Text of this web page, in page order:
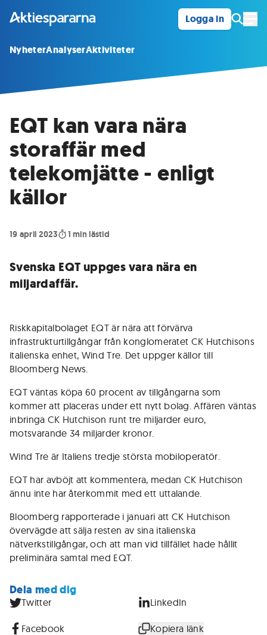
Logga in
NyheterAnalyserAktiviteter
EQT kan vara nära
storaffär med
telekomjätte - enligt
källor
19 april 2023 1 min lästid
Svenska EQT uppges vara nära en
miljardaffär.
Riskkapitalbolaget EQT är nära att förvärva
infrastrukturtillgångar från konglomeratet CK Hutchisons
italienska enhet, Wind Tre. Det uppger källor till
Bloomberg News.
EQT väntas köpa 60 procent av tillgångarna som
kommer att placeras under ett nytt bolag. Affären väntas
inbringa CK Hutchison runt tre miljarder euro,
motsvarande 34 miljarder kronor.
Wind Tre är Italiens tredje största mobiloperatör.
EQT har avböjt att kommentera, medan CK Hutchison
ännu inte har återkommit med ett uttalande.
Bloomberg rapporterade i januari att CK Hutchison
övervägde att sälja resten av sina italienska
nätverkstillgångar, och att man vid tillfället hade hållit
preliminära samtal med EQT.
Dela med dig
Twitter LinkedIn
Facebook Kopiera länk